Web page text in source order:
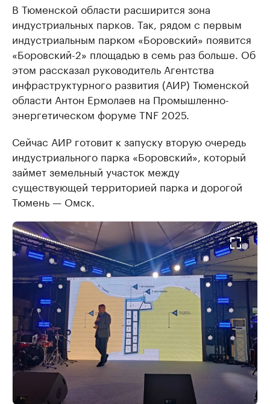
В Тюменской области расширится зона
индустриальных парков. Так, рядом с первым
индустриальным парком «Боровский» появится
«Боровский-2» площадью в семь раз больше. Об
этом рассказал руководитель Агентства
инфраструктурного развития (АИР) Тюменской
области Антон Ермолаев на Промышленно-
энергетическом форуме TNF 2025.
Сейчас АИР готовит к запуску вторую очередь
индустриального парка «Боровский», который
займет земельный участок между
существующей территорией парка и дорогой
Тюмень — Омск.